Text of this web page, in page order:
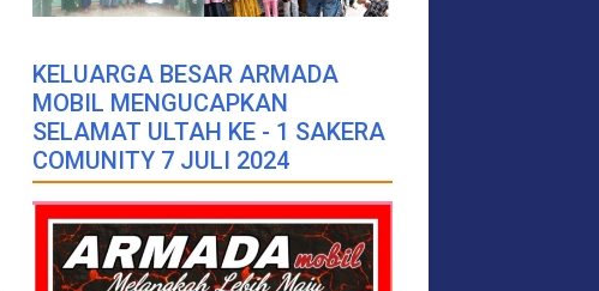
KELUARGA BESAR ARMADA
MOBIL MENGUCAPKAN
SELAMAT ULTAH KE - 1 SAKERA
COMUNITY 7 JULI 2024